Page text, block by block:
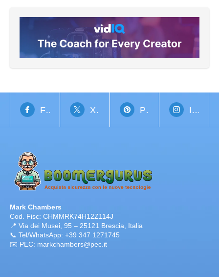
Facebook X Network Pinterest Instagram
Mark Chambers
Cod. Fisc: CHMMRK74H12Z114J
📍 Via dei Musei, 95 – 25121 Brescia, Italia
📞 Tel/WhatsApp: +39 347 1271745
✉️ PEC: markchambers@pec.it